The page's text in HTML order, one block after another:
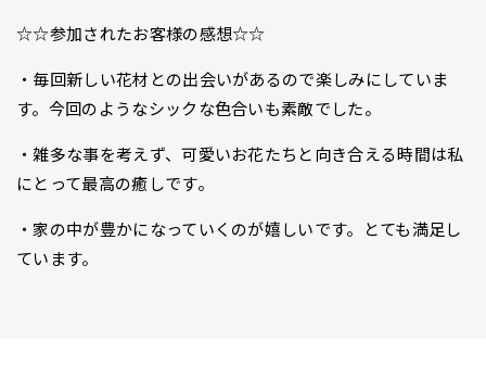
☆☆参加されたお客様の感想☆☆
・毎回新しい花材との出会いがあるので楽しみにしていま
す。今回のようなシックな色合いも素敵でした。
・雑多な事を考えず、可愛いお花たちと向き合える時間は私
にとって最高の癒しです。
・家の中が豊かになっていくのが嬉しいです。とても満足し
ています。